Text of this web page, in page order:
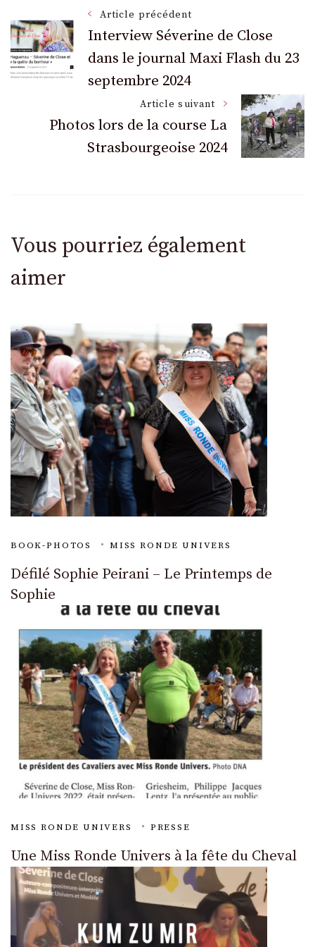
Navigation
des
articles
Article précédent
Interview Séverine de Close
dans le journal Maxi Flash du 23
septembre 2024
Article suivant
Photos lors de la course La
Strasbourgeoise 2024
Vous pourriez également
aimer
BOOK-PHOTOS MISS RONDE UNIVERS
Défilé Sophie Peirani – Le Printemps de
Sophie
MISS RONDE UNIVERS PRESSE
Une Miss Ronde Univers à la fête du Cheval